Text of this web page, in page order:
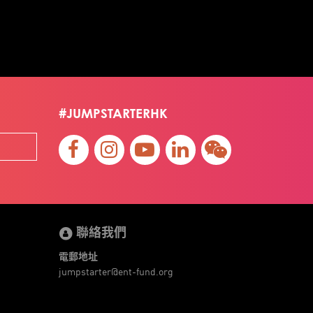
#JUMPSTARTERHK
聯絡我們
電郵地址
jumpstarter@ent-fund.org